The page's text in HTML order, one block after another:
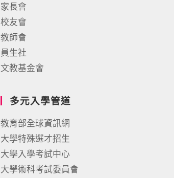
家長會
校友會
教師會
員生社
文教基金會
多元入學管道
教育部全球資訊網
大學特殊選才招生
大學入學考試中心
大學術科考試委員會